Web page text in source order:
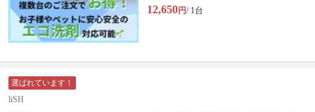
12,650円/ 1台
選ばれています！
liSH